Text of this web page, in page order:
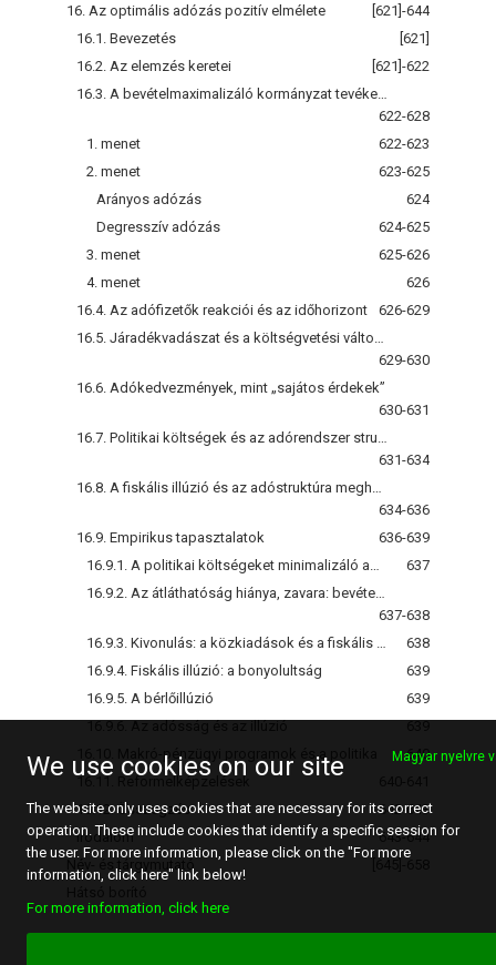
16. Az optimális adózás pozitív elmélete
[621]-644
16.1. Bevezetés
[621]
16.2. Az elemzés keretei
[621]-622
622-628
1. menet
622-623
2. menet
623-625
Arányos adózás
624
Degresszív adózás
624-625
3. menet
625-626
4. menet
626
16.4. Az adófizetők reakciói és az időhorizont
626-629
629-630
16.6. Adókedvezmények, mint „sajátos érdekek”
630-631
631-634
634-636
16.9. Empirikus tapasztalatok
636-639
637
637-638
638
16.9.4. Fiskális illúzió: a bonyolultság
639
16.9.5. A bérlőillúzió
639
16.9.6. Az adósság és az illúzió
639
16.10. Makró-pénzügyi programok és a politika
640
16.11. Reformelképzelések
16.12. Összegzés
642-643
Irodalom
643-644
We use cookies on our site Magyar nyelvre
The website only uses cookies that are necessary for its correct
operation. These include cookies that identify a specific session for
the user. For more information, please click on the "For more
information, click here" link below!
For more information, click here